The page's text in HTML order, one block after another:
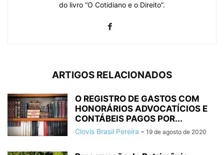
do livro “O Cotidiano e o Direito”.
ARTIGOS RELACIONADOS
O REGISTRO DE GASTOS COM
HONORÁRIOS ADVOCATÍCIOS E
CONTÁBEIS PAGOS POR...
Clovis Brasil Pereira - 19 de agosto de 2020